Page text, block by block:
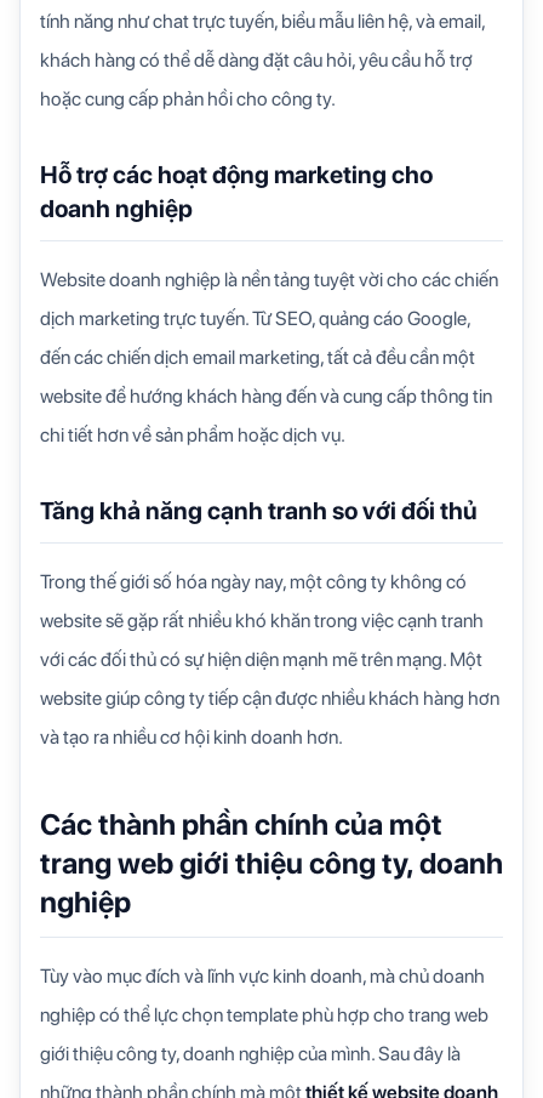
tính năng như chat trực tuyến, biểu mẫu liên hệ, và email,
khách hàng có thể dễ dàng đặt câu hỏi, yêu cầu hỗ trợ
hoặc cung cấp phản hồi cho công ty.
Hỗ trợ các hoạt động marketing cho
doanh nghiệp
Website doanh nghiệp là nền tảng tuyệt vời cho các chiến
dịch marketing trực tuyến. Từ SEO, quảng cáo Google,
đến các chiến dịch email marketing, tất cả đều cần một
website để hướng khách hàng đến và cung cấp thông tin
chi tiết hơn về sản phẩm hoặc dịch vụ.
Tăng khả năng cạnh tranh so với đối thủ
Trong thế giới số hóa ngày nay, một công ty không có
website sẽ gặp rất nhiều khó khăn trong việc cạnh tranh
với các đối thủ có sự hiện diện mạnh mẽ trên mạng. Một
website giúp công ty tiếp cận được nhiều khách hàng hơn
và tạo ra nhiều cơ hội kinh doanh hơn.
Các thành phần chính của một
trang web giới thiệu công ty, doanh
nghiệp
Tùy vào mục đích và lĩnh vực kinh doanh, mà chủ doanh
nghiệp có thể lực chọn template phù hợp cho trang web
giới thiệu công ty, doanh nghiệp của mình. Sau đây là
những thành phần chính mà mộtthiết kế website doanh